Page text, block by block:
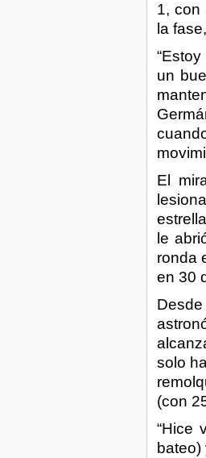
1, con
la
un
El
le
ronda
en 30
solo
(con
“Hice